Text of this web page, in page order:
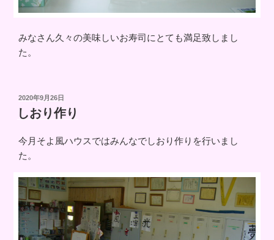
みなさん久々の美味しいお寿司にとても満足致しまし
た。
投
稿
日:
2020年9月26日
しおり作り
今月そよ風ハウスではみんなでしおり作りを行いまし
た。